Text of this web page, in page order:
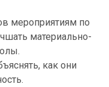
мероприятиям по
материально-
как они